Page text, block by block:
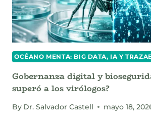
CIUDAD?
OCÉANO MENTA: BIG DATA, IA Y
Gobernanza digital y
superó a los virólogos?
By Dr. Salvador Castell mayo 18,